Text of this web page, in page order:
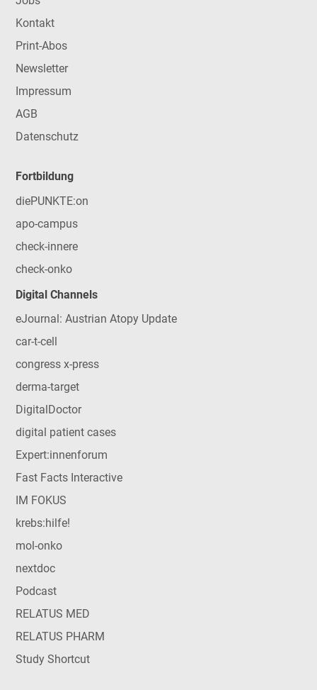
Kontakt
Print-Abos
Newsletter
Impressum
AGB
Datenschutz
Fortbildung
diePUNKTE:on
apo-campus
check-innere
check-onko
Digital Channels
eJournal: Austrian Atopy Update
car-t-cell
congress x-press
derma-target
DigitalDoctor
digital patient cases
Expert:innenforum
Fast Facts Interactive
IM FOKUS
krebs:hilfe!
mol-onko
nextdoc
Podcast
RELATUS MED
RELATUS PHARM
Study Shortcut